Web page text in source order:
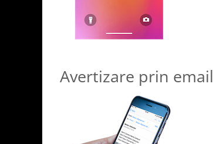
Avertizare prin email